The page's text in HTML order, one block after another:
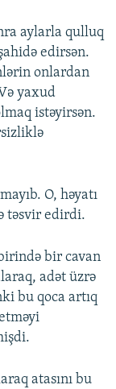
aylarla qulluq
edirsən.
onlardan
yaxud
istəyirsən.
O, həyatı
təsvir edirdi.
bir cavan
adət üzrə
bu qoca artıq
atasını bu